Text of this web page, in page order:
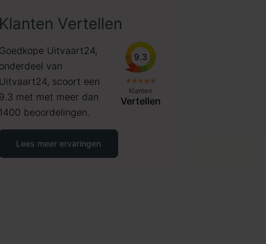
Vertellen
Uitvaart24,
van
scoort een
met met meer dan
beoordelingen.
9.3
Klanten
Vertellen
Lees meer ervaringen